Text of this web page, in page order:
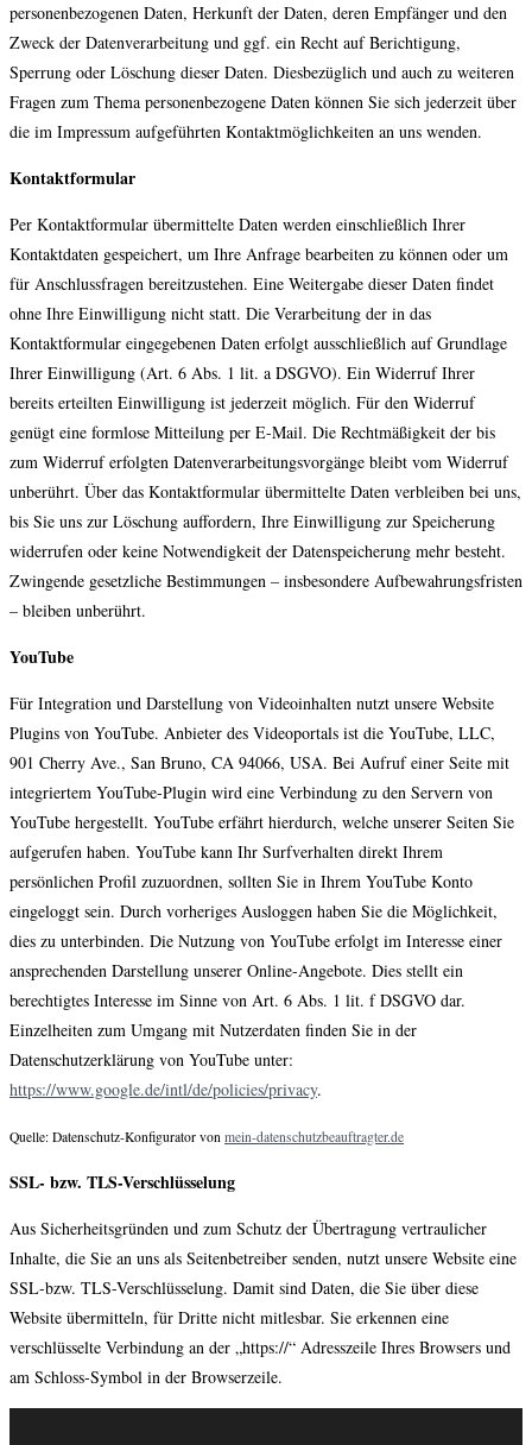
personenbezogenen Daten, Herkunft der Daten, deren Empfänger und den
Zweck der Datenverarbeitung und ggf. ein Recht auf Berichtigung,
Sperrung oder Löschung dieser Daten. Diesbezüglich und auch zu weiteren
Fragen zum Thema personenbezogene Daten können Sie sich jederzeit über
die im Impressum aufgeführten Kontaktmöglichkeiten an uns wenden.
Kontaktformular
Per Kontaktformular übermittelte Daten werden einschließlich Ihrer
Kontaktdaten gespeichert, um Ihre Anfrage bearbeiten zu können oder um
für Anschlussfragen bereitzustehen. Eine Weitergabe dieser Daten findet
ohne Ihre Einwilligung nicht statt. Die Verarbeitung der in das
Kontaktformular eingegebenen Daten erfolgt ausschließlich auf Grundlage
Ihrer Einwilligung (Art. 6 Abs. 1 lit. a DSGVO). Ein Widerruf Ihrer
bereits erteilten Einwilligung ist jederzeit möglich. Für den Widerruf
genügt eine formlose Mitteilung per E-Mail. Die Rechtmäßigkeit der bis
zum Widerruf erfolgten Datenverarbeitungsvorgänge bleibt vom Widerruf
unberührt. Über das Kontaktformular übermittelte Daten verbleiben bei uns,
bis Sie uns zur Löschung auffordern, Ihre Einwilligung zur Speicherung
widerrufen oder keine Notwendigkeit der Datenspeicherung mehr besteht.
Zwingende gesetzliche Bestimmungen – insbesondere Aufbewahrungsfristen
– bleiben unberührt.
YouTube
Für Integration und Darstellung von Videoinhalten nutzt unsere Website
Plugins von YouTube. Anbieter des Videoportals ist die YouTube, LLC,
901 Cherry Ave., San Bruno, CA 94066, USA. Bei Aufruf einer Seite mit
integriertem YouTube-Plugin wird eine Verbindung zu den Servern von
YouTube hergestellt. YouTube erfährt hierdurch, welche unserer Seiten Sie
aufgerufen haben. YouTube kann Ihr Surfverhalten direkt Ihrem
persönlichen Profil zuzuordnen, sollten Sie in Ihrem YouTube Konto
eingeloggt sein. Durch vorheriges Ausloggen haben Sie die Möglichkeit,
dies zu unterbinden. Die Nutzung von YouTube erfolgt im Interesse einer
ansprechenden Darstellung unserer Online-Angebote. Dies stellt ein
berechtigtes Interesse im Sinne von Art. 6 Abs. 1 lit. f DSGVO dar.
Einzelheiten zum Umgang mit Nutzerdaten finden Sie in der
Datenschutzerklärung von YouTube unter:
https://www.google.de/intl/de/policies/privacy.
Quelle: Datenschutz-Konfigurator von mein-datenschutzbeauftragter.de
SSL- bzw. TLS-Verschlüsselung
Aus Sicherheitsgründen und zum Schutz der Übertragung vertraulicher
Inhalte, die Sie an uns als Seitenbetreiber senden, nutzt unsere Website eine
SSL-bzw. TLS-Verschlüsselung. Damit sind Daten, die Sie über diese
Website übermitteln, für Dritte nicht mitlesbar. Sie erkennen eine
verschlüsselte Verbindung an der „https://“ Adresszeile Ihres Browsers und
am Schloss-Symbol in der Browserzeile.